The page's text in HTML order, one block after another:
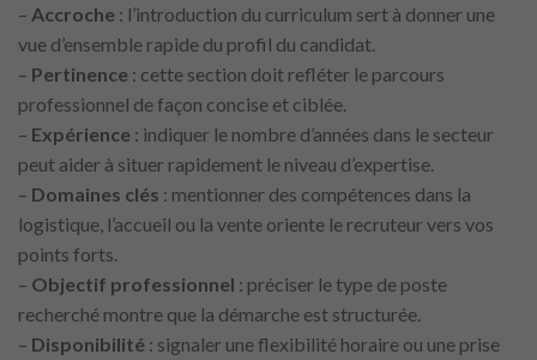
– Accroche : l’introduction du curriculum sert à donner une
vue d’ensemble rapide du profil du candidat.
– Pertinence : cette section doit refléter le parcours
professionnel de façon concise et ciblée.
– Expérience : indiquer le nombre d’années dans le secteur
peut aider à situer rapidement le niveau d’expertise.
– Domaines clés : mentionner des compétences dans la
logistique, l’accueil ou la vente oriente le recruteur vers vos
points forts.
– Objectif professionnel : préciser le type de poste
recherché montre que la démarche est structurée.
– Disponibilité : signaler une flexibilité horaire ou une prise